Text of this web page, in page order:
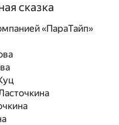
сказка
«ПараТайп»